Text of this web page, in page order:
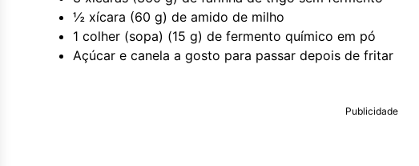
½ xícara (60 g) de amido de milho
1 colher (sopa) (15 g) de fermento químico em pó
Açúcar e canela a gosto para passar depois de fritar
Publicidade